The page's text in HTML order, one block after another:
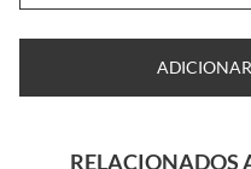
RELACIONADOS